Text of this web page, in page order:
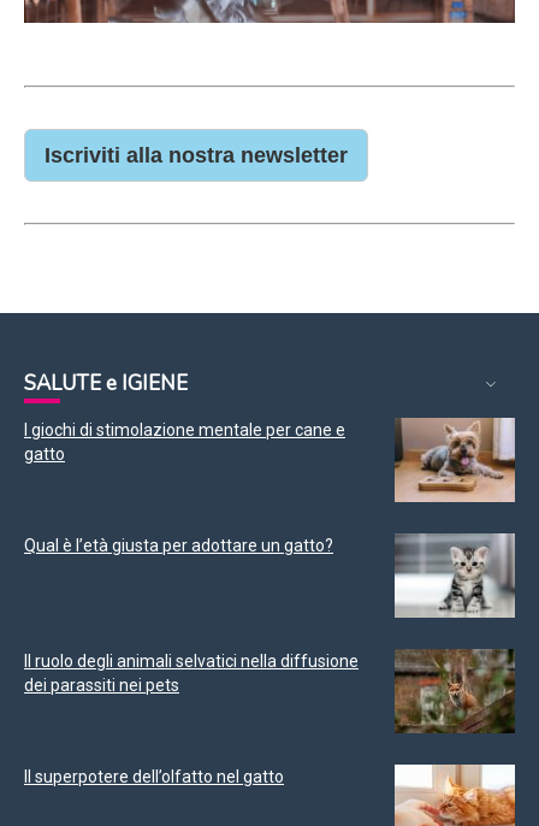
Iscriviti alla nostra newsletter
SALUTE e IGIENE
I giochi di stimolazione mentale per cane e
gatto
Qual è l’età giusta per adottare un gatto?
Il ruolo degli animali selvatici nella diffusione
dei parassiti nei pets
Il superpotere dell’olfatto nel gatto